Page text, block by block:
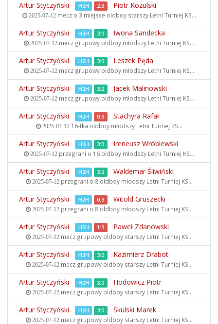
Artur Styczyński H2H 2:3 Piotr Kozulski
2025-07-12mecz o 3 miejsce oldboy starszy Letni Turniej KS...
Artur Styczyński H2H 3:0 Iwona Sandecka
2025-07-12 mecz grupowy oldboy młodszy Letni Turniej KS...
Artur Styczyński H2H 3:0 Leszek Pęda
2025-07-12 mecz grupowy oldboy młodszy Letni Turniej KS...
Artur Styczyński H2H 3:2 Jacek Malinowski
2025-07-12 mecz grupowy oldboy młodszy Letni Turniej KS...
Artur Styczyński H2H 0:3 Stachyra Rafał
2025-07-1216-tka oldboy młodszy Letni Turniej KS...
Artur Styczyński H2H 3:0 Ireneusz Wróblewski
2025-07-12 przegrani o 16 oldboy młodszy Letni Turniej KS...
Artur Styczyński H2H 3:2 Waldemar Śliwiński
2025-07-12przegrani o 8 oldboy młodszy Letni Turniej KS...
Artur Styczyński H2H 0:3 Witold Gruszecki
2025-07-12przegrani o 8 oldboy młodszy Letni Turniej KS...
Artur Styczyński H2H 1:3 Paweł Zdanowski
2025-07-12mecz grupowy oldboy starszy Letni Turniej KS...
Artur Styczyński H2H 3:0 Kazimierz Drabot
2025-07-12mecz grupowy oldboy starszy Letni Turniej KS...
Artur Styczyński H2H 3:0 Hodowicz Piotr
2025-07-12mecz grupowy oldboy starszy Letni Turniej KS...
Artur Styczyński H2H 3:0 Skulski Marek
2025-07-12mecz grupowy oldboy starszy Letni Turniej KS...